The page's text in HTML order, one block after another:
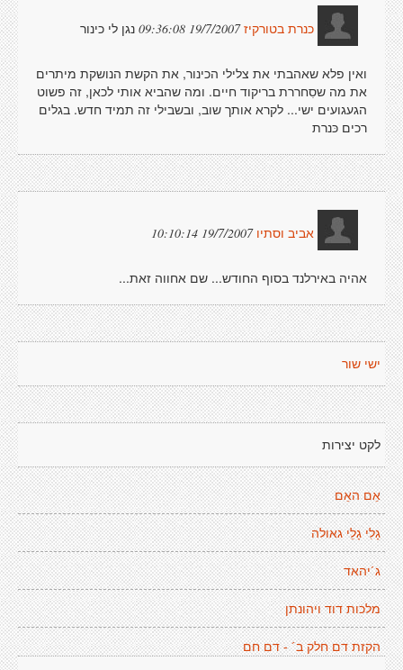
כנרת בטורקיז 19/7/2007 09:36:08 נגן לי כינור
ואין פלא שאהבתי את צלילי הכינור, את הקשת הנושקת מיתרים
את מה שסִחררת בריקוד חיים. ומה שהביא אותי לכאן, זה פשוט
הגעגועים ישי... לקרא אותך שוב, ובשבילי זה תמיד חדש. בגלים
רכים כּנרת
אביב וסתיו 19/7/2007 10:10:14
אהיה באירלנד בסוף החודש... שם אחווה זאת...
ישי שור
לקט יצירות
אֵם האֵם
גָלִי גָלֵי גאולה
ג´יהאד
מלכות דוד ויהונתן
הקזת דם חלק ב´ - דם חם